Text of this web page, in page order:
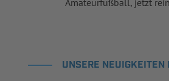
Amateurfußball, jetzt
UNSERE NEUIGKEITEN